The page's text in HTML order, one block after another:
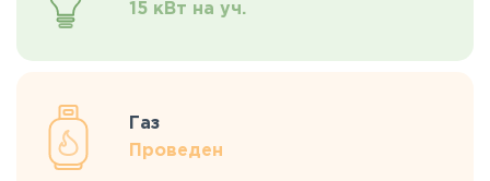
15 кВт на уч.
Газ
Проведен